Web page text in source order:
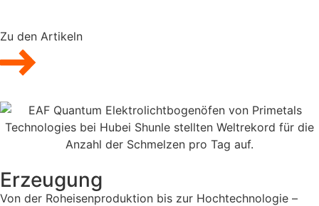
Zu den Artikeln
Erzeugung
Von der Roheisenproduktion bis zur Hochtechnologie –